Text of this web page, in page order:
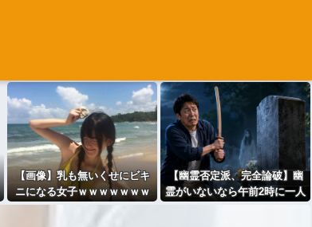
【画像】乳も無いくせにビキ
ニになる女子ｗｗｗｗｗｗｗ
ｗｗｗｗｗｗｗｗｗｗｗｗｗ
【幽霊否定派、完全論破】幽
霊がいないなら午前2時に一人